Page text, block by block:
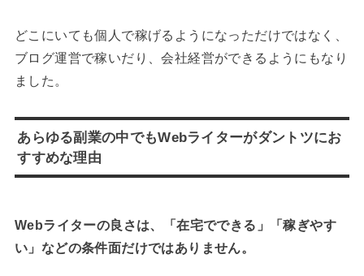
どこにいても個人で稼げるようになっただけではなく、
ブログ運営で稼いだり、会社経営ができるようにもなり
ました。
あらゆる副業の中でもWebライターがダントツにお
すすめな理由
Webライターの良さは、「在宅でできる」「稼ぎやす
い」などの条件面だけではありません。